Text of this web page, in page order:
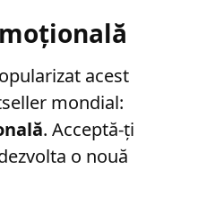
acest
mondial:
. Acceptă-ți
o nouă